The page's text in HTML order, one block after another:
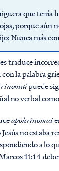
que tenía
porque aún
Nunca más
traduce
la palabra
puede
no verbal
apokrinomai
no estaba
a lo
11:14